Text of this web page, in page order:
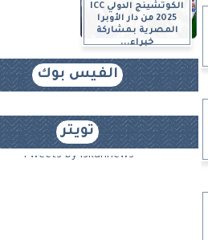
الكوتشينج الدولي ICC
2025 من دار الأوبرا
المصرية بمشاركة
خبراء...
الفيس بوك
تويتر
Tweets by iskannews